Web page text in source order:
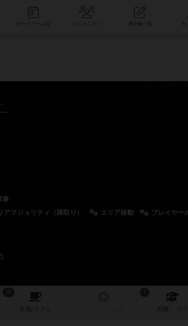
コミュニティ
事
アマジョリティ（陣取り） エリア移動 プレイヤー
店舗/ カフェ 戦略